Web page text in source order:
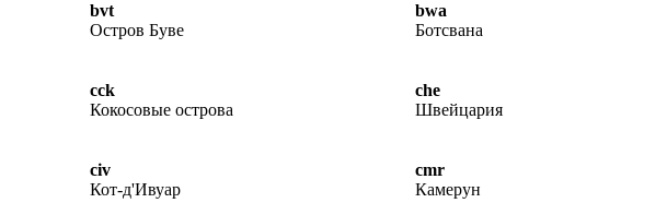
bvt
Остров Буве
bwa
Ботсвана
cck
Кокосовые острова
che
Швейцария
civ
Кот-д'Ивуар
cmr
Камерун